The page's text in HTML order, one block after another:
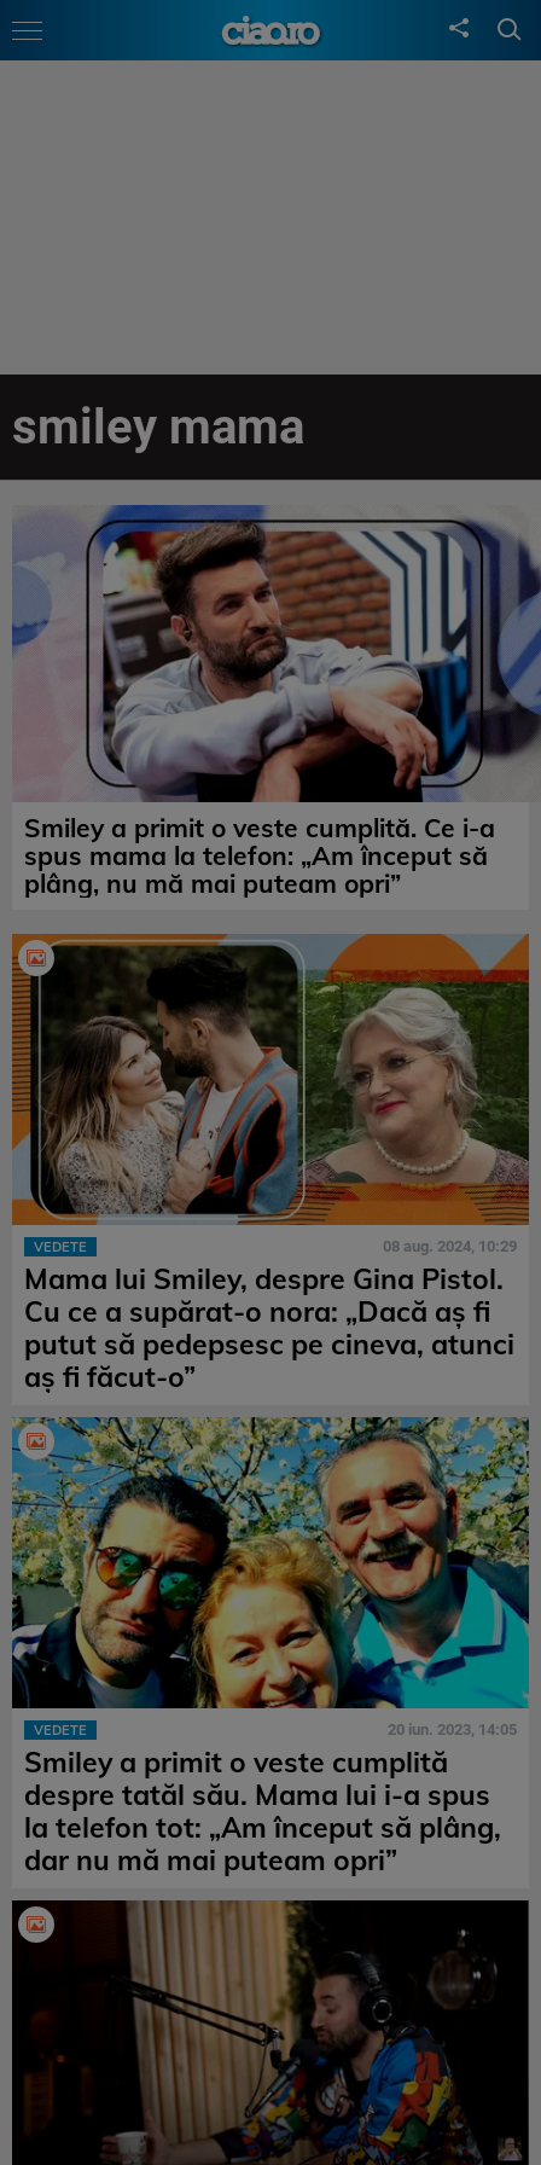
smiley mama
Smiley a primit o veste cumplită. Ce i-a
spus mama la telefon: „Am început să
plâng, nu mă mai puteam opri”
VEDETE 08 aug. 2024, 10:29
Mama lui Smiley, despre Gina Pistol.
Cu ce a supărat-o nora: „Dacă aș fi
putut să pedepsesc pe cineva, atunci
aș fi făcut-o”
VEDETE 20 iun. 2023, 14:05
Smiley a primit o veste cumplită
despre tatăl său. Mama lui i-a spus
la telefon tot: „Am început să plâng,
dar nu mă mai puteam opri”